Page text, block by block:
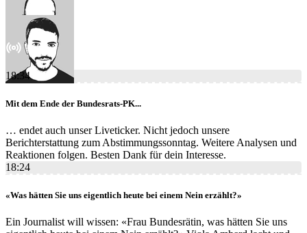
18:34
Mit dem Ende der Bundesrats-PK...
… endet auch unser Liveticker. Nicht jedoch unsere
Berichterstattung zum Abstimmungssonntag. Weitere Analysen und
Reaktionen folgen. Besten Dank für dein Interesse.
18:24
«Was hätten Sie uns eigentlich heute bei einem Nein erzählt?»
Ein Journalist will wissen: «Frau Bundesrätin, was hätten Sie uns